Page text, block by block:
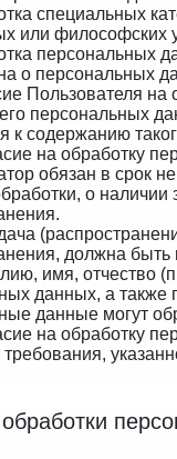
специальных
или философских
персональных
о персональных
Пользователя на
персональных
к содержанию
на обработку
обязан в срок
о
должна
имя, отчество
данных, а также
данные могут
на обработку